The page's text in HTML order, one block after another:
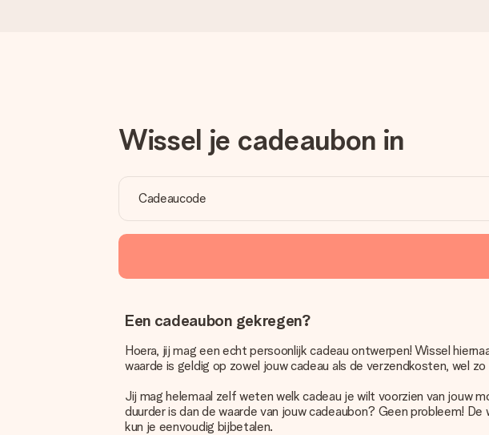
4,8 (gebaseerd op +8.000 reviews)
Onze cadeaus worden gewaardeerd. Klanten beoordelen ons met een 4,7 op Google
Gratis wenskaartje
Wissel je cadeaubon in
Een cadeaubon gekregen?
Hoera, jij mag een echt persoonlijk cadeau ontwerpen! Wissel
waarde is geldig op zowel jouw cadeau als de verzendkosten, wel zo
Jij mag helemaal zelf weten welk cadeau je wilt voorzien van
duurder is dan de waarde van jouw cadeaubon? Geen probleem!
kun je eenvoudig bijbetalen.